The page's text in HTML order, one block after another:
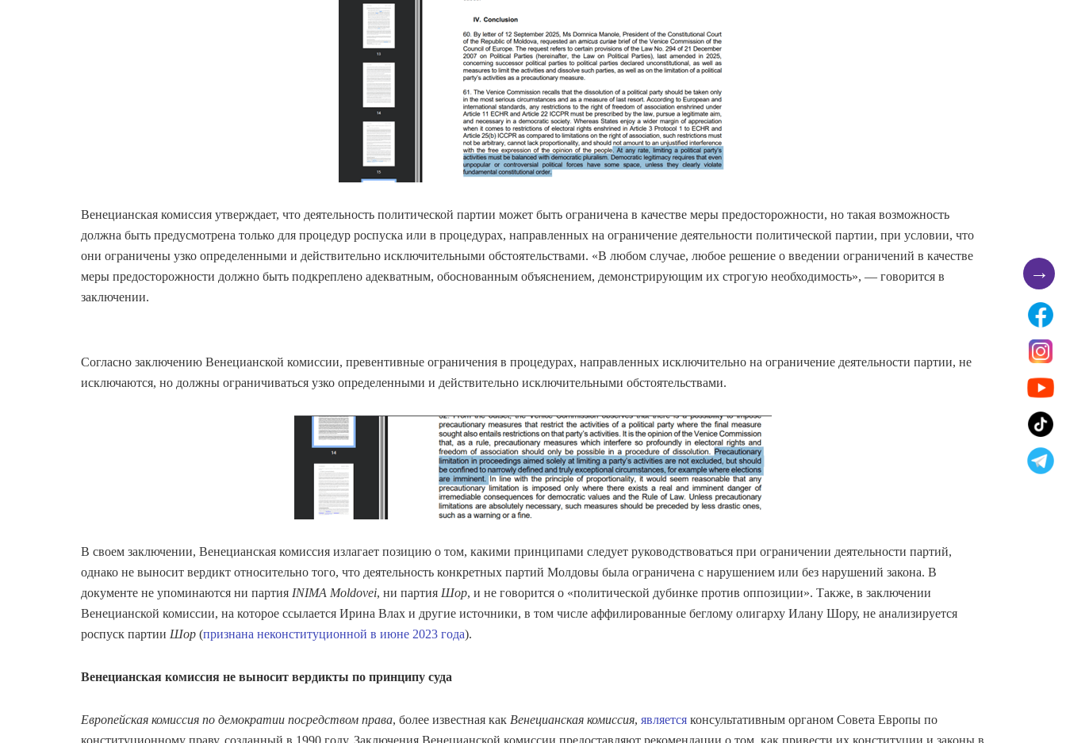
Венецианская комиссия утверждает, что деятельность политической партии может быть ограничена в качестве меры предосторожности, но такая возможность
должна быть предусмотрена только для процедур роспуска или в процедурах, направленных на ограничение деятельности политической партии, при условии, что
они ограничены узко определенными и действительно исключительными обстоятельствами. «В любом случае, любое решение о введении ограничений в качестве
меры предосторожности должно быть подкреплено адекватным, обоснованным объяснением, демонстрирующим их строгую необходимость», — говорится в
заключении.
Согласно заключению Венецианской комиссии, превентивные ограничения в процедурах, направленных исключительно на ограничение деятельности партии, не
исключаются, но должны ограничиваться узко определенными и действительно исключительными обстоятельствами.
В своем заключении, Венецианская комиссия излагает позицию о том, какими принципами следует руководствоваться при ограничении деятельности партий,
однако не выносит вердикт относительно того, что деятельность конкретных партий Молдовы была ограничена с нарушением или без нарушений закона. В
документе не упоминаются ни партия INIMA Moldovei, ни партия Шор, и не говорится о «политической дубинке против оппозиции». Также, в заключении
Венецианской комиссии, на которое ссылается Ирина Влах и другие источники, в том числе аффилированные беглому олигарху Илану Шору, не анализируется
роспуск партии Шор (признана неконституционной в июне 2023 года).
Венецианская комиссия не выносит вердикты по принципу суда
Европейская комиссия по демократии посредством права, более известная как Венецианская комиссия, является консультативным органом Совета Европы по
→